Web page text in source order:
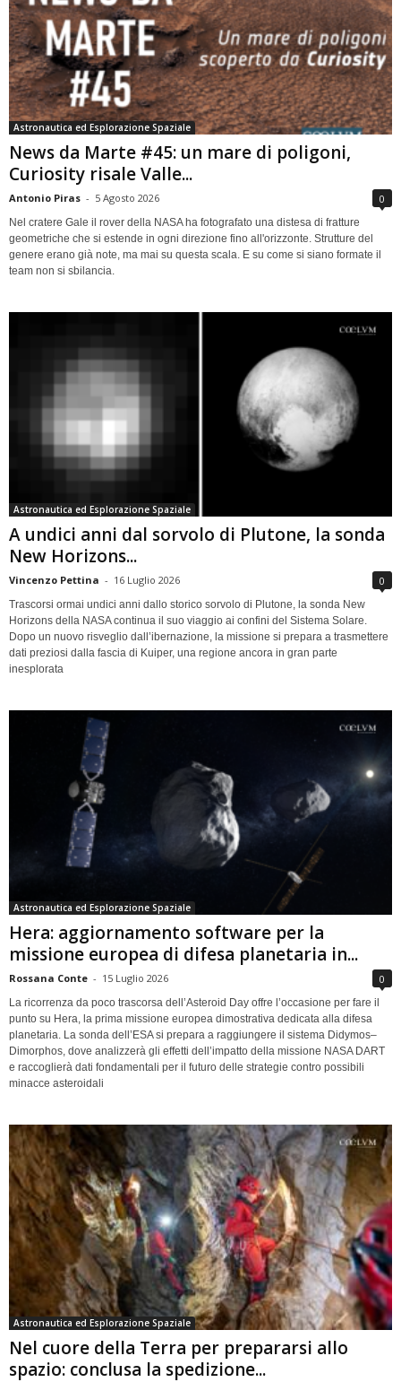
Astronautica ed Esplorazione Spaziale
News da Marte #45: un mare di poligoni,
Curiosity risale Valle...
Antonio Piras - 5 Agosto 2026 0
Nel cratere Gale il rover della NASA ha fotografato una distesa di fratture
geometriche che si estende in ogni direzione fino all'orizzonte. Strutture del
genere erano già note, ma mai su questa scala. E su come si siano formate il
team non si sbilancia.
Astronautica ed Esplorazione Spaziale
A undici anni dal sorvolo di Plutone, la sonda
New Horizons...
Vincenzo Pettina - 16 Luglio 2026 0
Trascorsi ormai undici anni dallo storico sorvolo di Plutone, la sonda New
Horizons della NASA continua il suo viaggio ai confini del Sistema Solare.
Dopo un nuovo risveglio dall’ibernazione, la missione si prepara a trasmettere
dati preziosi dalla fascia di Kuiper, una regione ancora in gran parte
inesplorata
Astronautica ed Esplorazione Spaziale
Hera: aggiornamento software per la
missione europea di difesa planetaria in...
Rossana Conte - 15 Luglio 2026 0
La ricorrenza da poco trascorsa dell’Asteroid Day offre l’occasione per fare il
punto su Hera, la prima missione europea dimostrativa dedicata alla difesa
planetaria. La sonda dell’ESA si prepara a raggiungere il sistema Didymos–
Dimorphos, dove analizzerà gli effetti dell’impatto della missione NASA DART
e raccoglierà dati fondamentali per il futuro delle strategie contro possibili
minacce asteroidali
Astronautica ed Esplorazione Spaziale
Nel cuore della Terra per prepararsi allo
spazio: conclusa la spedizione...